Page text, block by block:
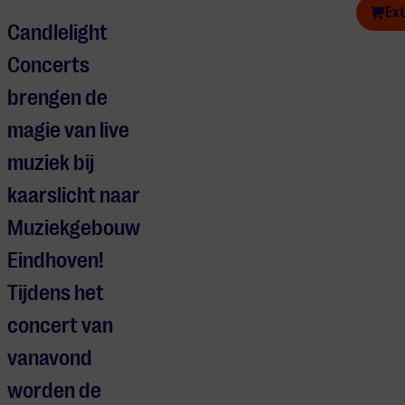
Candlelight
Concerts
brengen de
magie van live
muziek bij
kaarslicht naar
Muziekgebouw
Eindhoven!
Tijdens het
concert van
vanavond
worden de